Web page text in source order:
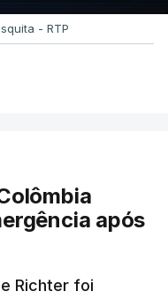
- RTP
após
Richter foi